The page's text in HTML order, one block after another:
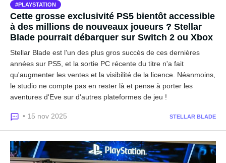
PLAYSTATION
Cette grosse exclusivité PS5 bientôt accessible
à des millions de nouveaux joueurs ? Stellar
Blade pourrait débarquer sur Switch 2 ou Xbox
Stellar Blade est l'un des plus gros succès de ces dernières
années sur PS5, et la sortie PC récente du titre n'a fait
qu'augmenter les ventes et la visibilité de la licence. Néanmoins,
le studio ne compte pas en rester là et pense à porter les
aventures d'Eve sur d'autres plateformes de jeu !
• 15 nov 2025 STELLAR BLADE